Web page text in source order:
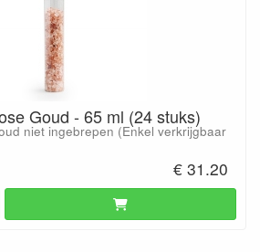
Goud - 65 ml (24 stuks)
niet ingebrepen (Enkel verkrijgbaar
€ 31.20